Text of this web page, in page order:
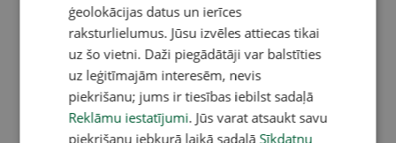
ģeolokācijas datus un ierīces
raksturlielumus. Jūsu izvēles attiecas tikai
uz šo vietni. Daži piegādātāji var balstīties
uz leģitīmajām interesēm, nevis
piekrišanu; jums ir tiesības iebilst sadaļā
Reklāmu iestatījumi. Jūs varat atsaukt savu
piekrišanu jebkurā laikā sadaļā Sīkdatņu